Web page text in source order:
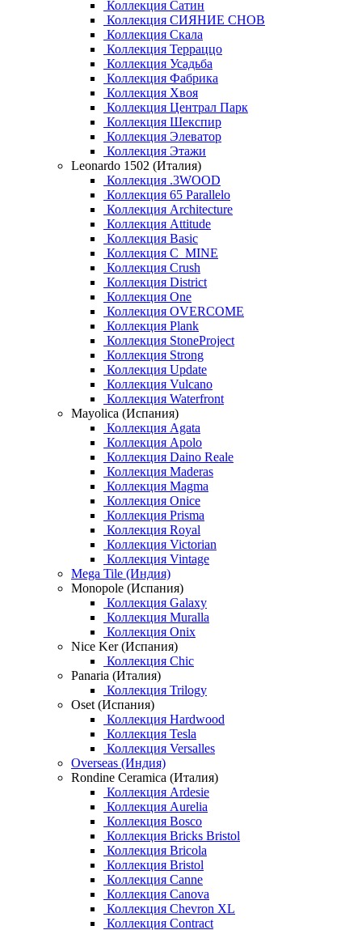
Коллекция Сатин
Коллекция СИЯНИЕ СНОВ
Коллекция Скала
Коллекция Терраццо
Коллекция Усадьба
Коллекция Фабрика
Коллекция Хвоя
Коллекция Централ Парк
Коллекция Шекспир
Коллекция Элеватор
Коллекция Этажи
Leonardo 1502 (Италия)
Коллекция .3WOOD
Коллекция 65 Parallelo
Коллекция Architecture
Коллекция Attitude
Коллекция Basic
Коллекция C_MINE
Коллекция Crush
Коллекция District
Коллекция One
Коллекция OVERCOME
Коллекция Plank
Коллекция StoneProject
Коллекция Strong
Коллекция Update
Коллекция Vulcano
Коллекция Waterfront
Mayolica (Испания)
Коллекция Agata
Коллекция Apolo
Коллекция Daino Reale
Коллекция Maderas
Коллекция Magma
Коллекция Onice
Коллекция Prisma
Коллекция Royal
Коллекция Victorian
Коллекция Vintage
Mega Tile (Индия)
Monopole (Испания)
Коллекция Galaxy
Коллекция Muralla
Коллекция Onix
Nice Ker (Испания)
Коллекция Chic
Panaria (Италия)
Коллекция Trilogy
Oset (Испания)
Коллекция Hardwood
Коллекция Tesla
Коллекция Versalles
Overseas (Индия)
Rondine Ceramica (Италия)
Коллекция Ardesie
Коллекция Aurelia
Коллекция Bosco
Коллекция Bricks Bristol
Коллекция Bricola
Коллекция Bristol
Коллекция Canne
Коллекция Canova
Коллекция Chevron XL
Коллекция Contract